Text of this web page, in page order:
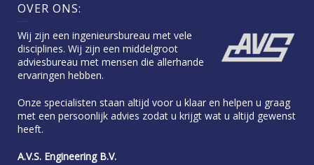
OVER ONS:
Wij zijn een ingenieursbureau met vele
disciplines. Wij zijn een middelgroot
adviesbureau met mensen die allerhande
ervaringen hebben.
Onze specialisten staan altijd voor u klaar en helpen u graag
met een persoonlijk advies zodat u krijgt wat u altijd gewenst
heeft.
A.V.S. Engineering B.V.